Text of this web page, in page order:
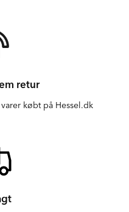
retur
købt på Hessel.dk